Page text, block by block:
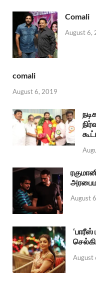
Comali
August 6,
comali
August 6, 2019
August
August